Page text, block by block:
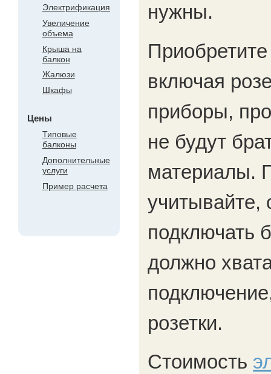
Электрификация
Увеличение
объема
Крыша на
балкон
Жалюзи
Шкафы
Цены
Типовые
балконы
Дополнительные
услуги
Пример расчета
нужны.
включая
приборы,
не будут
материалы.
учитывайте,
подключать
должно
розетки.
Стоимость